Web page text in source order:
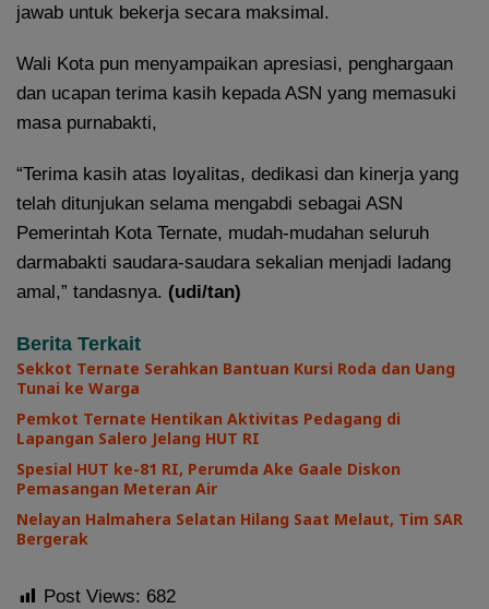
jawab untuk bekerja secara maksimal.
Wali Kota pun menyampaikan apresiasi, penghargaan
dan ucapan terima kasih kepada ASN yang memasuki
masa purnabakti,
“Terima kasih atas loyalitas, dedikasi dan kinerja yang
telah ditunjukan selama mengabdi sebagai ASN
Pemerintah Kota Ternate, mudah-mudahan seluruh
darmabakti saudara-saudara sekalian menjadi ladang
amal,” tandasnya. (udi/tan)
Berita Terkait
Sekkot Ternate Serahkan Bantuan Kursi Roda dan Uang
Tunai ke Warga
Pemkot Ternate Hentikan Aktivitas Pedagang di
Lapangan Salero Jelang HUT RI
Spesial HUT ke-81 RI, Perumda Ake Gaale Diskon
Pemasangan Meteran Air
Nelayan Halmahera Selatan Hilang Saat Melaut, Tim SAR
Bergerak
Post Views: 682